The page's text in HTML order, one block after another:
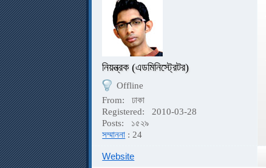
নিয়ন্ত্রক (এডমিনিস্ট্রেটর)
Offline
From:
ঢাকা
Registered:
2010-03-28
Posts:
১৫২৯
সম্মাননা : 24
Website